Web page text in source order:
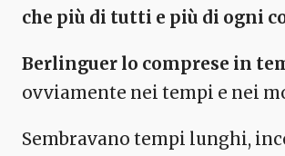
che più di tutti e più di ogni
Berlinguer lo comprese in
ovviamente nei tempi e nei
Sembravano tempi lunghi,